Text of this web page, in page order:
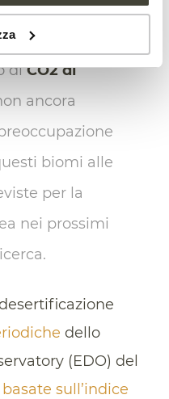
diCO2 di
ancora
biomi alle
per la
nei prossimi
dello
(EDO) del
basate sull’indice